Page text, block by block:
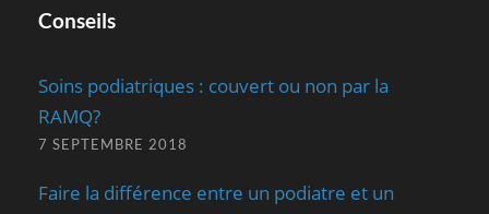
Conseils
Soins podiatriques : couvert ou non par la
RAMQ?
7 SEPTEMBRE 2018
Faire la différence entre un podiatre et un